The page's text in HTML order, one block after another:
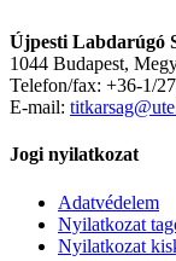
Újpesti Labdarúgó
1044 Budapest,
Telefon/fax: +36-1/
E-mail:
Jogi nyilatkozat
Adatvédelem
Nyilatkozat
Nyilatkozat